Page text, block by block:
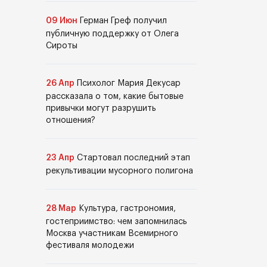
09 Июн
Герман Греф получил
публичную поддержку от Олега
Сироты
26 Апр
Психолог Мария Декусар
рассказала о том, какие бытовые
привычки могут разрушить
отношения?
23 Апр Стартовал последний этап
рекультивации мусорного полигона
28 Мар Культура, гастрономия,
гостеприимство: чем запомнилась
Москва участникам Всемирного
фестиваля молодежи